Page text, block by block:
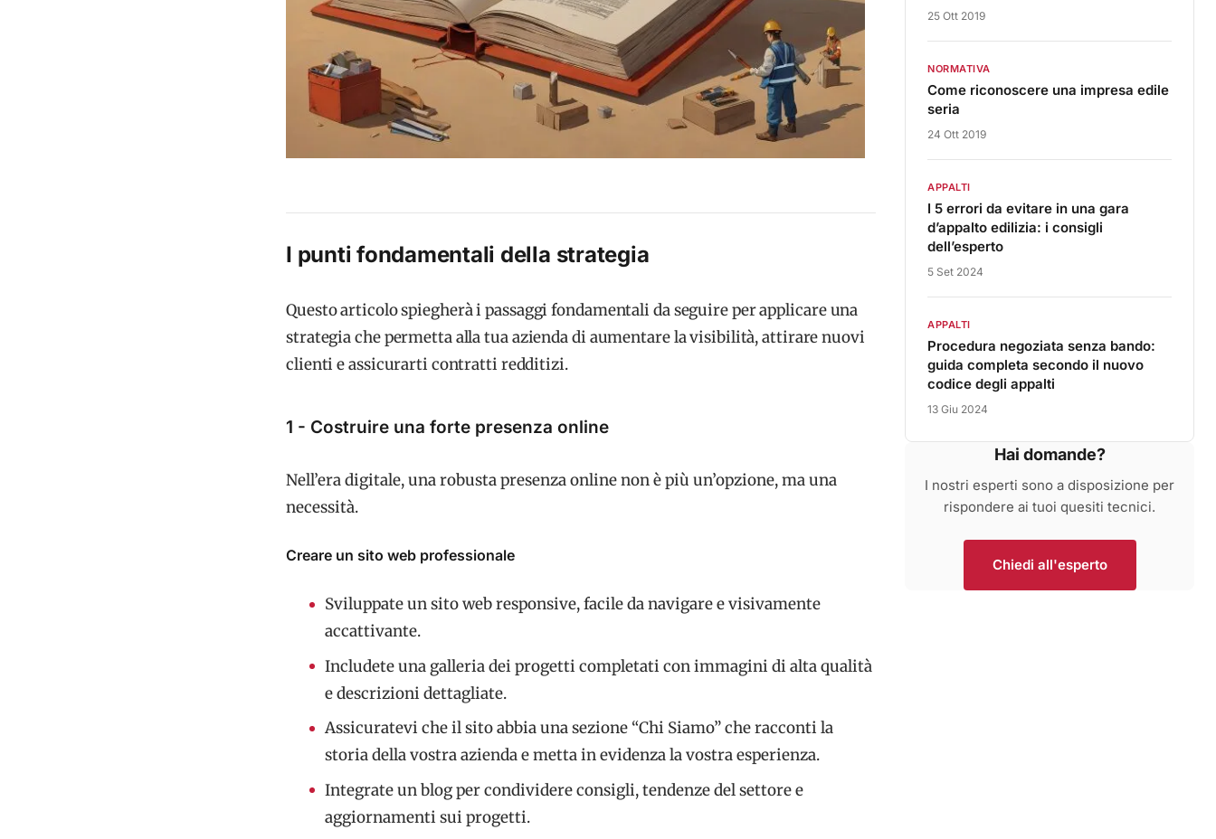
I punti fondamentali della strategia
Questo articolo spiegherà i passaggi fondamentali da seguire per applicare una
strategia che permetta alla tua azienda di aumentare la visibilità, attirare nuovi
clienti e assicurarti contratti redditizi.
1 - Costruire una forte presenza online
Nell’era digitale, una robusta presenza online non è più un’opzione, ma una
necessità.
Creare un sito web professionale
Sviluppate un sito web responsive, facile da navigare e visivamente
accattivante.
Includete una galleria dei progetti completati con immagini di alta qualità
e descrizioni dettagliate.
Assicuratevi che il sito abbia una sezione “Chi Siamo” che racconti la
storia della vostra azienda e metta in evidenza la vostra esperienza.
Integrate un blog per condividere consigli, tendenze del settore e
aggiornamenti sui progetti.
25 Ott 2019
NORMATIVA
Come riconoscere una impresa edile
seria
24 Ott 2019
APPALTI
I 5 errori da evitare in una gara
d’appalto edilizia: i consigli
dell’esperto
5 Set 2024
APPALTI
Procedura negoziata senza bando:
guida completa secondo il nuovo
codice degli appalti
13 Giu 2024
Hai domande?
I nostri esperti sono a disposizione per
rispondere ai tuoi quesiti tecnici.
Chiedi all'esperto